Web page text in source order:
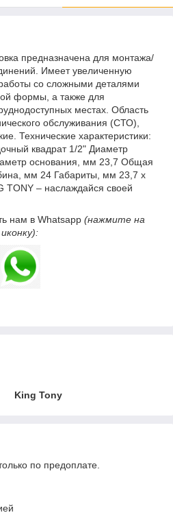
предназначена для монтажа/
Имеет увеличенную
со сложными деталями
формы, а также для
местах. Область
обслуживания (СТО),
Технические характеристики:
квадрат 1/2" Диаметр
основания, мм 23,7 Общая
мм 24 Габариты, мм 23,7 х
TONY – наслаждайся своей
нам в Whatsapp (нажмите на
иконку):
King Tony
по предоплате.